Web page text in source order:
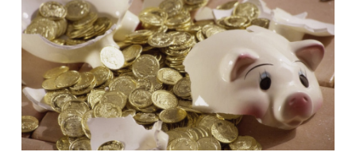
или дебели, покажуваат податоците. Проблемот
погодува повеќе мажи отколку жени, при што 63
отсто од …